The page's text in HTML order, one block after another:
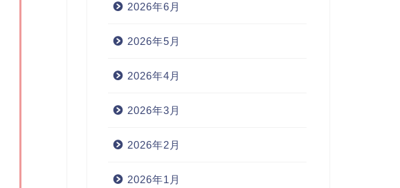
2026年6月
2026年5月
2026年4月
2026年3月
2026年2月
2026年1月